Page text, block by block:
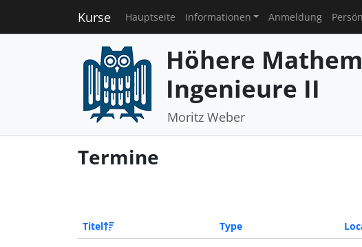
Kurse Hauptseite Informationen Anmeldung
Höhere
Ingenieure II
Moritz Weber
Termine
Titel Type